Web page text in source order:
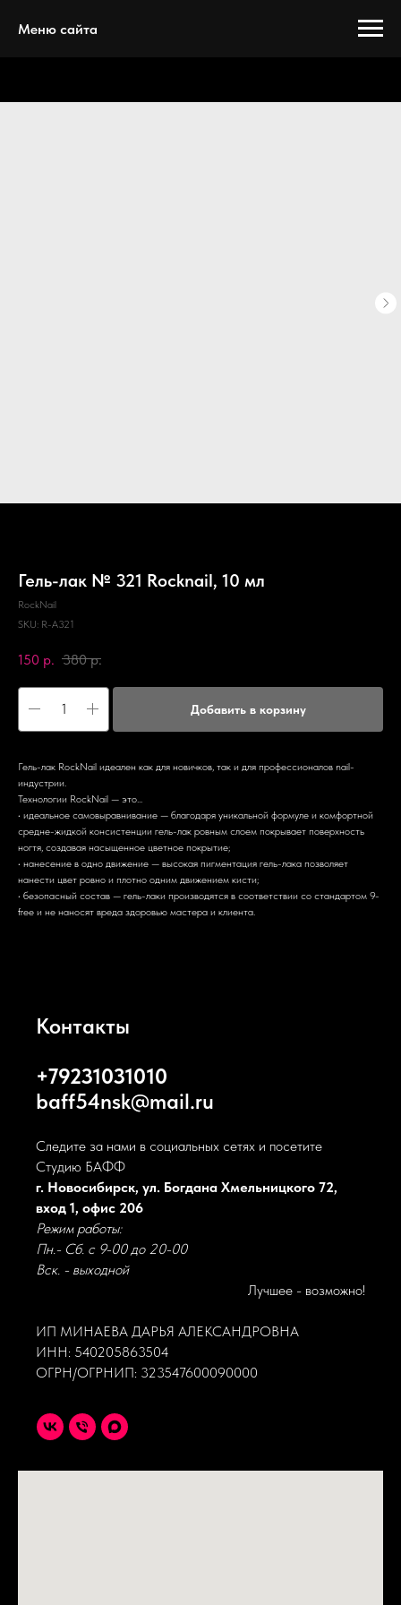
Меню сайта
Гель-лак № 321 Rocknail, 10 мл
RockNail
SKU: R-A321
150 р. 380 р.
Добавить в корзину
Гель-лак RockNail идеален как для новичков, так и для профессионалов nail-
индустрии.
Технологии RockNail — это...
• идеальное самовыравнивание — благодаря уникальной формуле и комфортной
средне-жидкой консистенции гель-лак ровным слоем покрывает поверхность
ногтя, создавая насыщенное цветное покрытие;
• нанесение в одно движение — высокая пигментация гель-лака позволяет
нанести цвет ровно и плотно одним движением кисти;
• безопасный состав — гель-лаки производятся в соответствии со стандартом 9-
free и не наносят вреда здоровью мастера и клиента.
Контакты
+79231031010
baff54nsk@mail.ru
Следите за нами в социальных сетях и посетите
Студию БАФФ
г. Новосибирск, ул. Богдана Хмельницкого 72,
вход 1, офис 206
Режим работы:
Пн.- Сб. с 9-00 до 20-00
Вск. - выходной
Лучшее - возможно!
ИП МИНАЕВА ДАРЬЯ АЛЕКСАНДРОВНА
ИНН: 540205863504
ОГРН/ОГРНИП: 323547600090000